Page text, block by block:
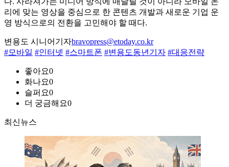
리에 맞는 영상을 중심으로 한 콘텐츠 개발과 새로운 기업 운
영 방식으로의 전환을 고민해야 할 때다.
변용도 시니어기자bravopress@etoday.co.kr
#모바일 #인터넷 #스마트폰 #변용도동년기자 #대응전략
좋아요0
화나요0
슬퍼요0
더 궁금해요0
최신뉴스